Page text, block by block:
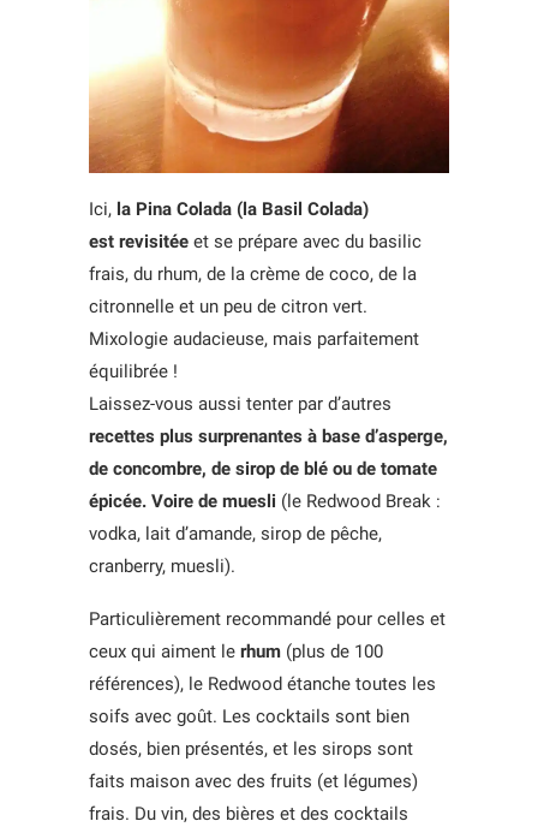
Ici, la Pina Colada (la Basil Colada)
est revisitée et se prépare avec du basilic
frais, du rhum, de la crème de coco, de la
citronnelle et un peu de citron vert.
Mixologie audacieuse, mais parfaitement
équilibrée !
Laissez-vous aussi tenter par d’autres
recettes plus surprenantes à base d’asperge,
de concombre, de sirop de blé ou de tomate
épicée. Voire de muesli (le Redwood Break :
vodka, lait d’amande, sirop de pêche,
cranberry, muesli).
Particulièrement recommandé pour celles et
ceux qui aiment le rhum (plus de 100
références), le Redwood étanche toutes les
soifs avec goût. Les cocktails sont bien
dosés, bien présentés, et les sirops sont
faits maison avec des fruits (et légumes)
frais. Du vin, des bières et des cocktails